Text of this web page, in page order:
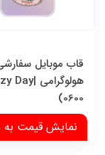
قاب موبایل
0600)
نمایش قیمت به